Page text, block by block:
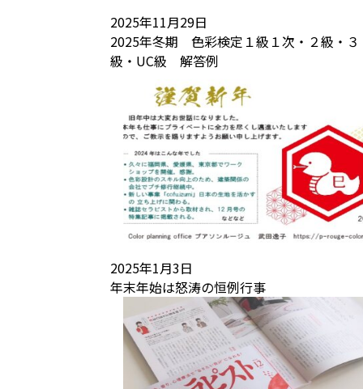
2025年11月29日
2025年冬期 色彩検定１級１次・２級・３
級・UC級 解答例
2025年1月3日
年末年始は怒涛の恒例行事